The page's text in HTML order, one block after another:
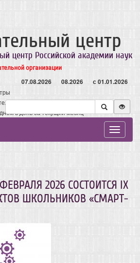
центр
центр Российской академии наук
организации
07.08.2026 08.2026 с 01.01.2026
в день за текущий месяц
Toggle
2026 СОСТОИТСЯ IX
ШКОЛЬНИКОВ «СМАРТ-